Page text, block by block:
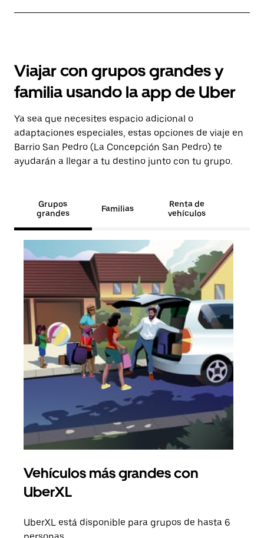
Viajar con grupos grandes y
familia usando la app de Uber
Ya sea que necesites espacio adicional o
adaptaciones especiales, estas opciones de viaje en
Barrio San Pedro (La Concepción San Pedro) te
ayudarán a llegar a tu destino junto con tu grupo.
Grupos
grandes
Familias
Renta de
vehículos
Vehículos más grandes con
UberXL
UberXL está disponible para grupos de hasta 6